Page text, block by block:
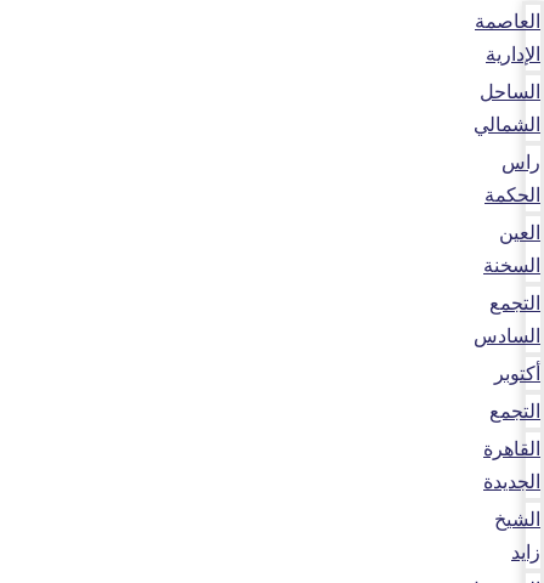
العاصمة
الإدارية
الساحل
الشمالي
راس
الحكمة
العين
السخنة
التجمع
السادس
أكتوبر
التجمع
القاهرة
الجديدة
الشيخ
زايد